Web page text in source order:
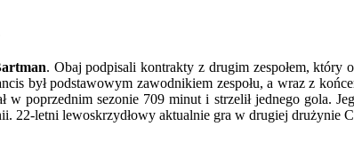
. Obaj podpisali kontrakty z drugim zespołem, który
był podstawowym zawodnikiem zespołu, a wraz z
poprzednim sezonie 709 minut i strzelił jednego gola.
22-letni lewoskrzydłowy aktualnie gra w drugiej drużynie